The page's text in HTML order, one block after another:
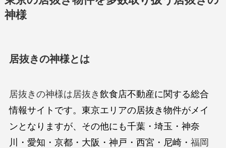
神様
居抜きの神様とは
居抜きの神様は居抜き 飲食店不動産に関する総合
情報サイトです。東京エリアの居抜き物件がメイ
ンとなりますが、その他にも千葉・埼玉・神奈
川・愛知・京都・大阪・神戸・西宮・尼崎・ 福岡